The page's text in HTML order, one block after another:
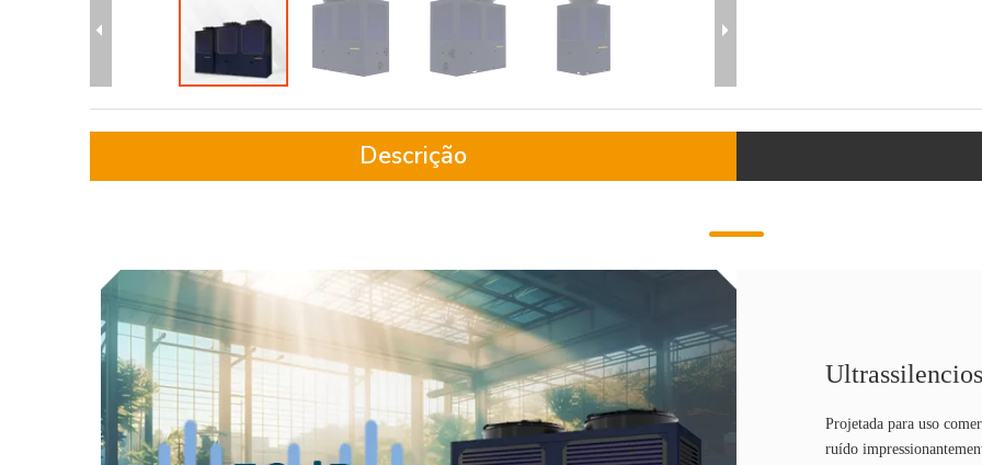
Descrição
Projetada para uso
ruído